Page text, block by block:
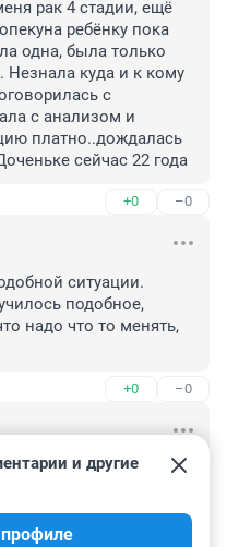
рак 4 стадии, ещё
ребёнку пока
одна, была только
куда и к кому
с
с анализом и
платно..дождалась
сейчас 22 года
+0 –0
ситуации.
подобное,
надо что то менять,
+0 –0
после родов,
Потом выяснилось
Поэтому
я уже не удивляюсь.
и другие